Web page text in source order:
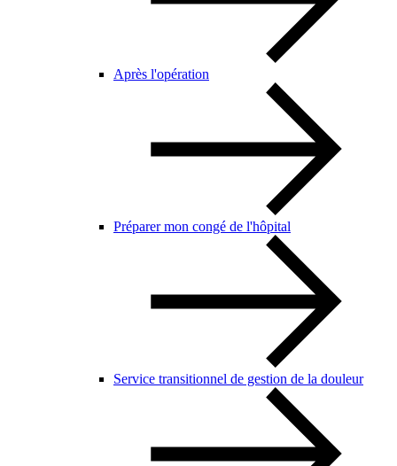
Après l'opération
Préparer mon congé de l'hôpital
Service transitionnel de gestion de la douleur